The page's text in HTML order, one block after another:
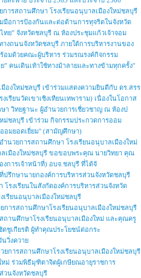
ารสถานศึกษา โรงเรียนอนุบาลเมืองใหม่ชลบุรี
มือการป้องกันและต่อต้านการทุจริตในจังหวัด
ย” จังหวัดชลบุรี ณ ห้องประชุมแก้วเจ้าจอม
งถนนจังหวัดชลบุรี ภายใต้การบริหารงานของ
อมด้วยคณะผู้บริหาร ร่วมรณรงค์กิจกรรม
คนเดินเท้าใช้ทางม้าลายและทางข้ามทุกครั้ง"
องใหม่ชลบุรี เข้าร่วมแสดงความยินดีกับ ดร.สรร
รียนวัดเขาเชิงเทียนเทพาราม) เนื่องในโอกาส
วิทยฐานะ ผู้อำนวยการเชี่ยวชาญ ณ ห้องป
ม่ชลบุรี เข้าร่วม กิจกรรมประกวดการออม
ออมยอดเยี่ยม" (สามัญศึกษา)
นวยการสถานศึกษา โรงเรียนอนุบาลเมืองใหม่
เมืองใหม่ชลบุรี ขอขอบพระคุณ นายวิทยา คุณ
การเจ้าหน้าที่) อบจ.ชลบุรี ที่ได้จั
ปรึกษานายกองค์การบริหารส่วนจังหวัดชลบุรี
รงเรียนในสังกัดองค์การบริหารส่วนจังหวัด
เรียนอนุบาลเมืองใหม่ชลบุรี
ารสถานศึกษาโรงเรียนอนุบาลเมืองใหม่ชลบุรี
ถานศึกษาโรงเรียนอนุบาลเมืองใหม่ และคุณครู
ดชูเกียรติ ผู้ทำคุณประโยชน์ต่อกระ
วิ่งควาย
การสถานศึกษาโรงเรียนอนุบาลเมืองใหม่ชลบุรี
ม่ ร่วมพิธีมุฑิตาจิตผู้เกษียณอายุราชการ
วนจังหวัดชลบุรี